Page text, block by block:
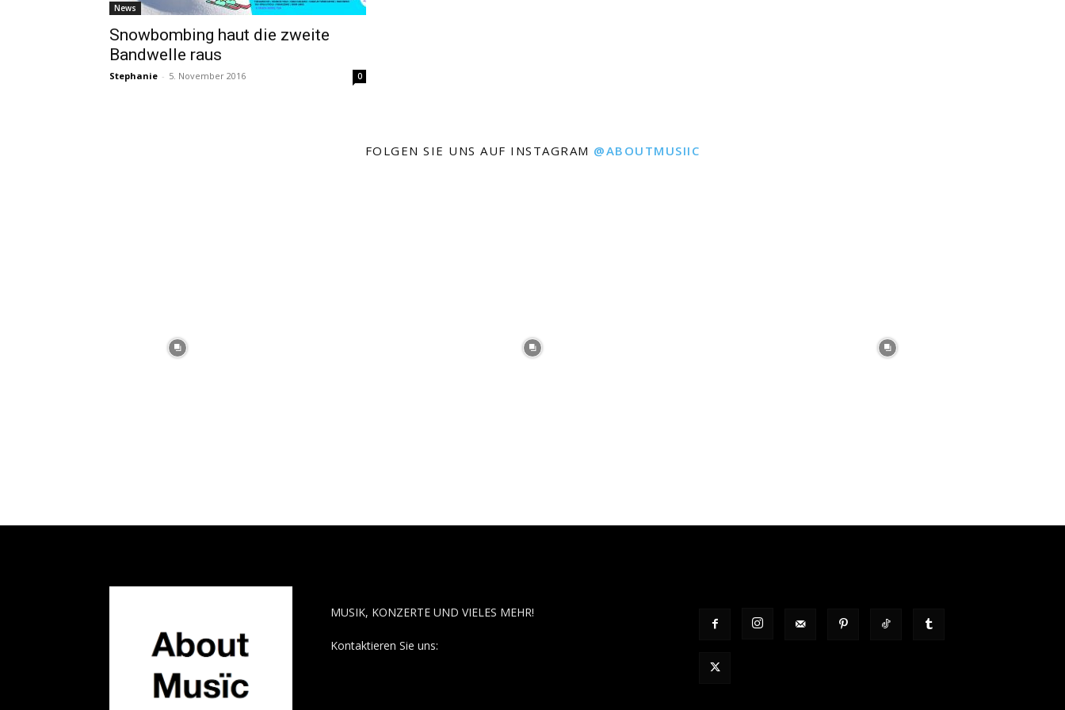
News
Snowbombing haut die zweite
Bandwelle raus
Stephanie - 5. November 2016 0
FOLGEN SIE UNS AUF INSTAGRAM @ABOUTMUSIIC
MUSIK, KONZERTE UND VIELES MEHR!
Kontaktieren Sie uns: